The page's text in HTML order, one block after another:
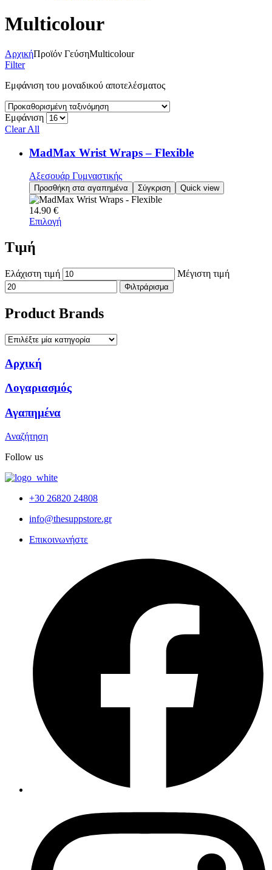
Multicolour
ΑρχικήΠροϊόν ΓεύσηMulticolour
Filter
Εμφάνιση του μοναδικού αποτελέσματος
Εμφάνιση
Clear All
MadMax Wrist Wraps – Flexible
Αξεσουάρ Γυμναστικής
Προσθήκη στα αγαπημένα Σύγκριση Quick view
14.90 €
Επιλογή
Τιμή
Ελάχιστη τιμή Μέγιστη τιμή
Φιλτράρισμα
Product Brands
Αρχική
Λογαριασμός
Αγαπημένα
Αναζήτηση
Follow us
+30 26820 24808
info@thesuppstore.gr
Επικοινωνήστε